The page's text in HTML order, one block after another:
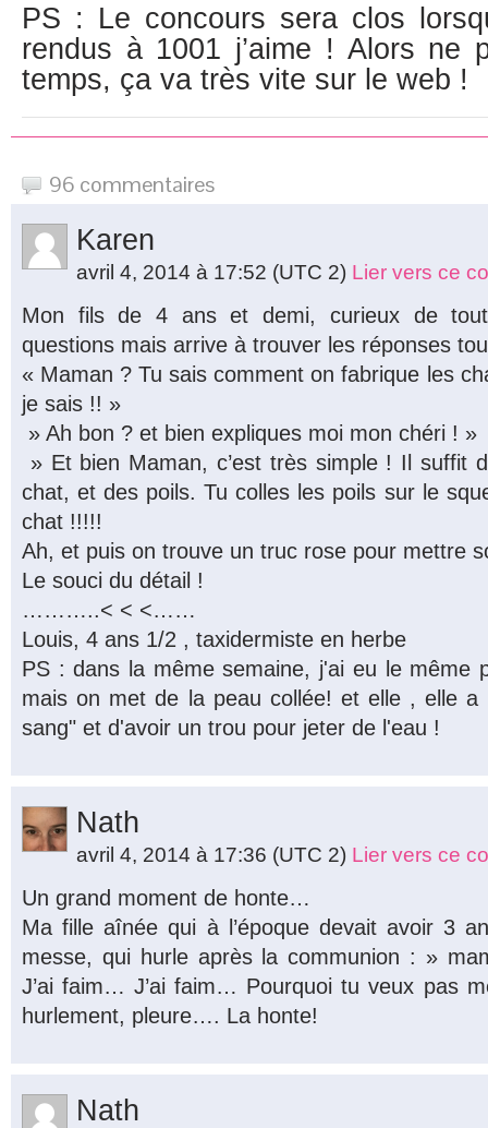
PS : Le concours sera clos
rendus à 1001 j’aime ! Alors ne
temps, ça va très vite sur le web !
96 commentaires
Karen
avril 4, 2014 à 17:52 (UTC 2) Lier vers ce
Mon fils de 4 ans et demi, curieux de
questions mais arrive à trouver les réponses
« Maman ? Tu sais comment on fabrique les
je sais !! »
» Ah bon ? et bien expliques moi mon chéri ! »
» Et bien Maman, c’est très simple ! Il suffit
chat, et des poils. Tu colles les poils sur le
chat !!!!!
Ah, et puis on trouve un truc rose pour mettre
Le souci du détail !
………..< < <……
Louis, 4 ans 1/2 , taxidermiste en herbe
PS : dans la même semaine, j'ai eu le même
mais on met de la peau collée! et elle , elle a
sang" et d'avoir un trou pour jeter de l'eau !
Nath
avril 4, 2014 à 17:36 (UTC 2) Lier vers ce
Un grand moment de honte…
Ma fille aînée qui à l’époque devait avoir 3
messe, qui hurle après la communion : »
J’ai faim… J’ai faim… Pourquoi tu veux pas
hurlement, pleure…. La honte!
Nath